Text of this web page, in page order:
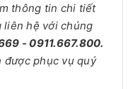
thông tin chi tiết
liên hệ với chúng
- 0911.667.800.
được phục vụ quý